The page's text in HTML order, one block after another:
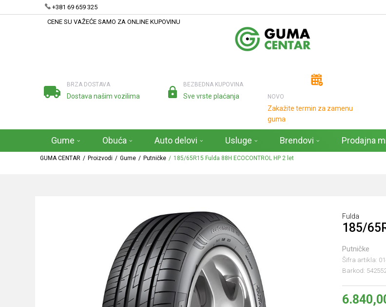
+381 69 659 325
CENE SU VAŽEĆE SAMO ZA ONLINE KUPOVINU
BRZA DOSTAVA
Dostava našim vozilima
BEZBEDNA KUPOVINA
Sve vrste plaćanja NOVO
Zakažite termin za zamenu
guma
Gume Obuća Auto delovi Usluge Brendovi Prodajna
GUMA CENTAR Proizvodi Gume Putničke 185/65R15 Fulda 88H ECOCONTROL HP 2 let
Fulda
185/
Putničke
Šifra artikla:
Barkod: